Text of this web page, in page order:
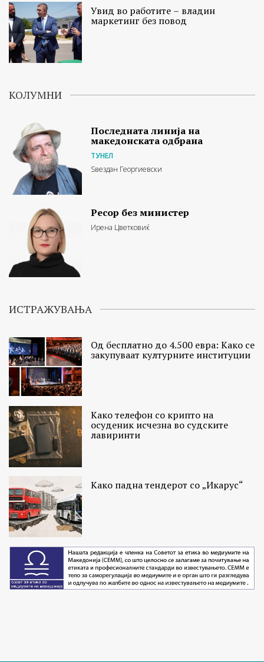
Увид во работите – владин
маркетинг без повод
КОЛУМНИ
Последната линија на
македонската одбрана
ТУНЕЛ
Ѕвездан Георгиевски
Ресор без министер
Ирена Цветковиќ
ИСТРАЖУВАЊА
Од бесплатно до 4.500 евра: Како се
закупуваат културните институции
Како телефон со крипто на
осуденик исчезна во судските
лавиринти
Како падна тендерот со „Икарус“